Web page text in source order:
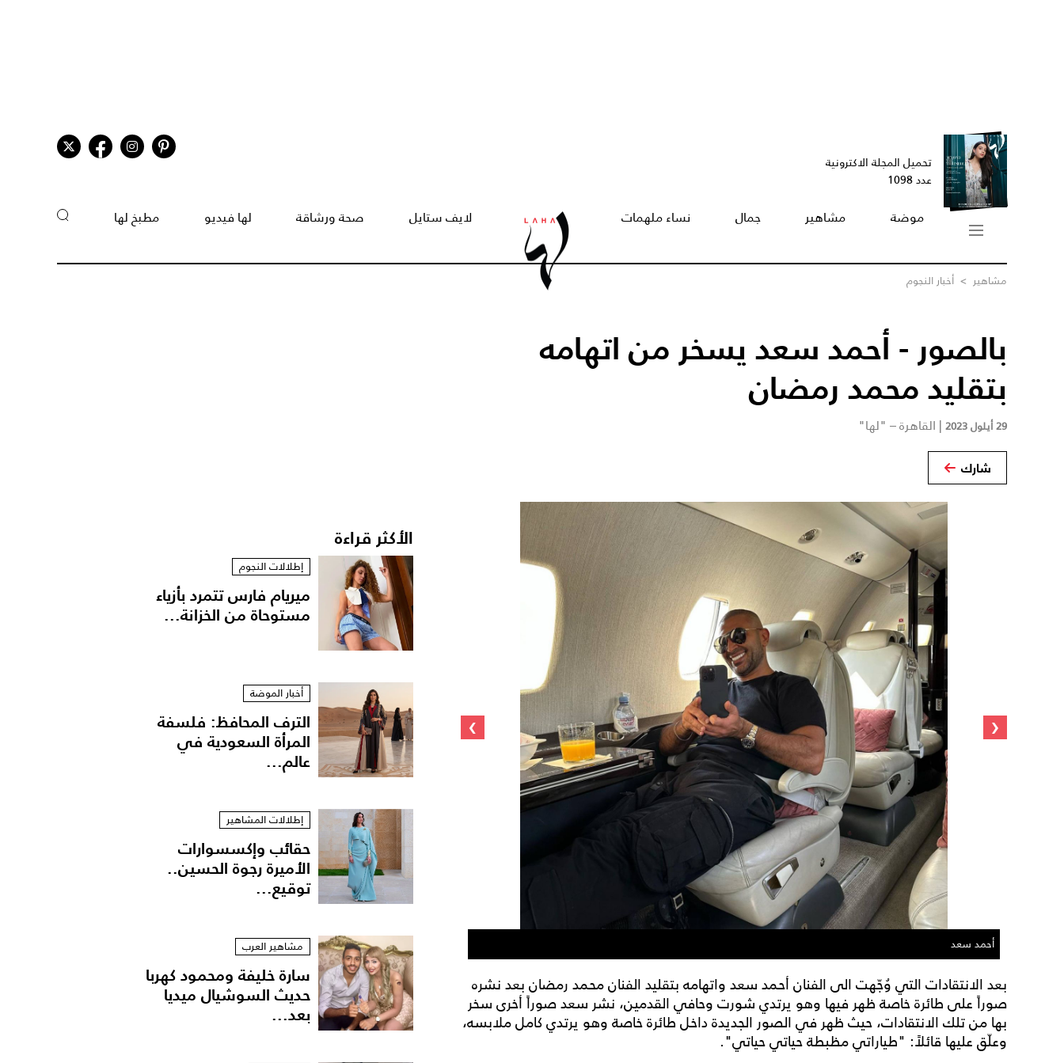
تحميل المجلة الاكترونية
عدد 1098
موضة مشاهير جمال نساء ملهمات لايف ستايل صحة ورشاقة لها فيديو مطبخ لها
مشاهير > أخبار النجوم
بالصور - أحمد سعد يسخر من اتهامه
بتقليد محمد رمضان
29 أيلول 2023 | القاهرة – "لها"
شارك
أحمد سعد منشور أحمد سعد
‹
›
بعد الانتقادات التي وُجّهت الى الفنان أحمد سعد واتهامه بتقليد الفنان محمد رمضان بعد نشره
صوراً على طائرة خاصة ظهر فيها وهو يرتدي شورت وحافي القدمين، نشر سعد صوراً أخرى سخر
بها من تلك الانتقادات، حيث ظهر في الصور الجديدة داخل طائرة خاصة وهو يرتدي كامل ملابسه،
وعلّق عليها قائلاً: "طياراتي مظبطة حياتي حياتي".
الأكثر قراءة
إطلالات النجوم
ميريام فارس تتمرد بأزياء
مستوحاة من الخزانة...
أخبار الموضة
الترف المحافظ: فلسفة
المرأة السعودية في
عالم...
إطلالات المشاهير
حقائب وإكسسوارات
الأميرة رجوة الحسين..
توقيع...
مشاهير العرب
سارة خليفة ومحمود كهربا
حديث السوشيال ميديا
بعد...